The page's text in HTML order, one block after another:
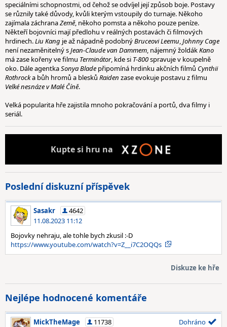
speciálními schopnostmi, od čehož se odvíjel její způsob boje. Postavy
se různily také důvody, kvůli kterým vstoupily do turnaje. Někoho
zajímala záchranaZemě, někoho pomsta a někoho pouze peníze.
Někteří bojovníci mají předlohu v reálných postavách či filmových
hrdinech.Liu Kang je až nápadně podobnýBruceovi Leemu,Johnny Cage
není nezaměnitelný sJean-Claude van Dammem, nájemný žoldákKano
má zase kořeny ve filmu Terminátor, kde si T-800spravuje v koupelně
oko. Dále agentkaSonya Blade připomíná hrdinku akčních filmů Cynthii
Rothrocka bůh hromů a blesků Raiden zase evokuje postavu z filmu
Velké nesnáze v Malé Číně.
Velká popularita hře zajistila mnoho pokračování a portů, dva filmy i
seriál.
Kuptesi hru na
Poslední diskuzní příspěvek
Sasakr
4642
11.08.2023 11:12
Bojovky nehraju, ale tohle bych zkusil :-D
https://www.youtube.com/watch?v=Z__i7C2OQQs
Diskuze ke hře
Nejlépe hodnocené komentáře
MickTheMage
11738
Dohráno